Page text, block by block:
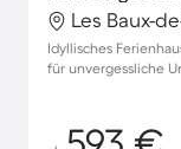
Idyllisches
für unvergessliche